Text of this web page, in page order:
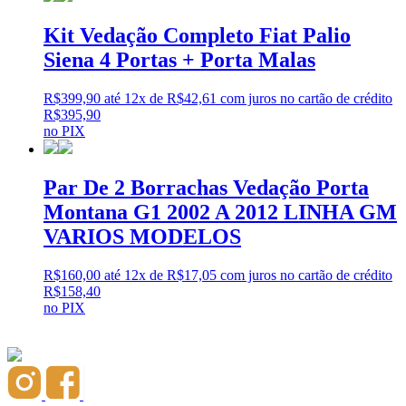
Kit Vedação Completo Fiat Palio
Siena 4 Portas + Porta Malas
R$399,90 até 12x de R$42,61 com juros no cartão de crédito
R$395,90
no PIX
Par De 2 Borrachas Vedação Porta
Montana G1 2002 A 2012 LINHA GM
VARIOS MODELOS
R$160,00 até 12x de R$17,05 com juros no cartão de crédito
R$158,40
no PIX